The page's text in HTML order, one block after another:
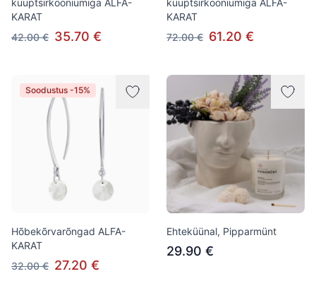
kuuptsirkooniumiga ALFA-
KARAT
42.00 € 35.70 €
kuuptsirkooniumiga ALFA-
KARAT
72.00 € 61.20 €
Soodustus -15%
Hõbekõrvarõngad ALFA-
KARAT
32.00 € 27.20 €
Ehteküünal, Pipparmünt
29.90 €